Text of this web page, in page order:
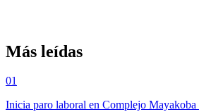
Más leídas
01
Inicia paro laboral en Complejo Mayakoba